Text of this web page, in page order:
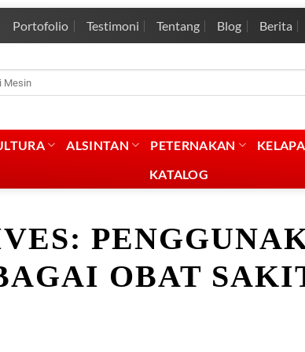
Portofolio Testimoni Tentang Blog Berita
ALSINTAN PETERNAKAN KELAPA
KATALOG
OBAT